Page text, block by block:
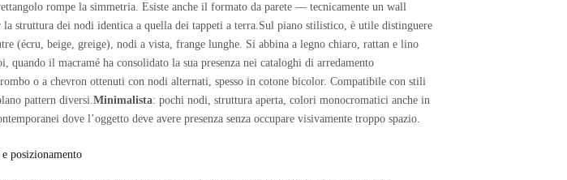
rompe la simmetria. Esiste anche il formato da parete — tecnicamente un wall
struttura dei nodi identica a quella dei tappeti a terra.Sul piano stilistico, è utile distinguere
(écru, beige, greige), nodi a vista, frange lunghe. Si abbina a legno chiaro, rattan e lino
il macramé ha consolidato la sua presenza nei cataloghi di arredamento
o a chevron ottenuti con nodi alternati, spesso in cotone bicolor. Compatibile con stili
pattern diversi.Minimalista: pochi nodi, struttura aperta, colori monocromatici anche in
dove l’oggetto deve avere presenza senza occupare visivamente troppo spazio.
posizionamento